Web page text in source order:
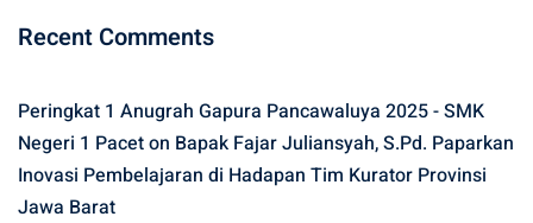
Recent Comments
Peringkat 1 Anugrah Gapura Pancawaluya 2025 - SMK
Negeri 1 Paceton Bapak Fajar Juliansyah, S.Pd. Paparkan
Inovasi Pembelajaran di Hadapan Tim Kurator Provinsi
Jawa Barat